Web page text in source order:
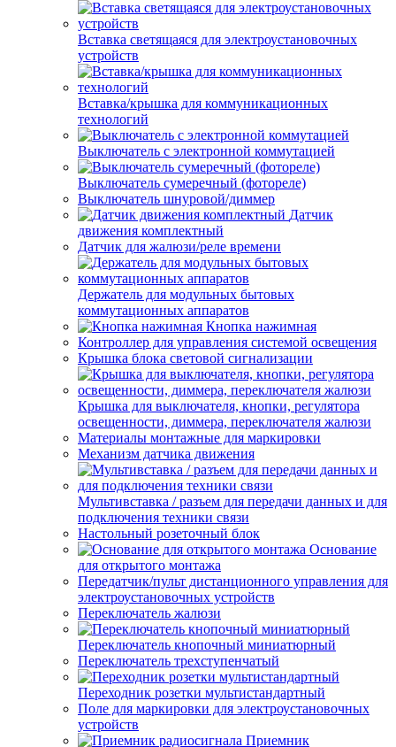
Вставка светящаяся для электроустановочных
устройств
Вставка/крышка для коммуникационных
технологий
Выключатель с электронной коммутацией
Выключатель сумеречный (фотореле)
Выключатель шнуровой/диммер
Датчик
движения комплектный
Датчик для жалюзи/реле времени
Держатель для модульных бытовых
коммутационных аппаратов
Кнопка нажимная
Контроллер для управления системой освещения
Крышка блока световой сигнализации
Крышка для выключателя, кнопки, регулятора
освещенности, диммера, переключателя жалюзи
Материалы монтажные для маркировки
Механизм датчика движения
Мультивставка / разъем для передачи данных и для
подключения техники связи
Настольный розеточный блок
Основание
для открытого монтажа
Передатчик/пульт дистанционного управления для
электроустановочных устройств
Переключатель жалюзи
Переключатель кнопочный миниатюрный
Переключатель трехступенчатый
Переходник розетки мультистандартный
Поле для маркировки для электроустановочных
устройств
Приемник